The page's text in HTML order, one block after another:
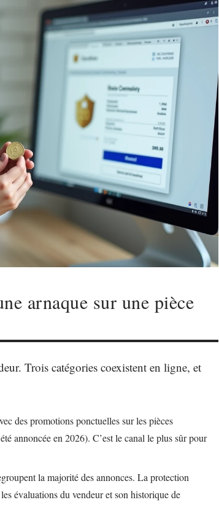
arnaque sur une pièce
Trois catégories coexistent en ligne, et
des promotions ponctuelles sur les pièces
annoncée en 2026). C’est le canal le plus sûr pour
la majorité des annonces. La protection
évaluations du vendeur et son historique de